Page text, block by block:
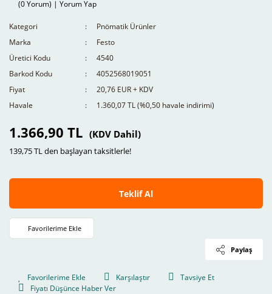
(0 Yorum) | Yorum Yap
Kategori
Pnömatik Ürünler
Marka
Festo
Üretici Kodu
4540
Barkod Kodu
4052568019051
Fiyat
20,76 EUR + KDV
Havale
1.360,07 TL (%0,50 havale indirimi)
1.366,90 TL (KDV Dahil)
139,75 TL den başlayan taksitlerle!
Teklif Al
Paylaş
Karşılaştır
Tavsiye Et
Fiyatı Düşünce Haber Ver